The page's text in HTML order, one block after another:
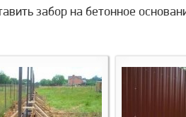
забор на бетонное